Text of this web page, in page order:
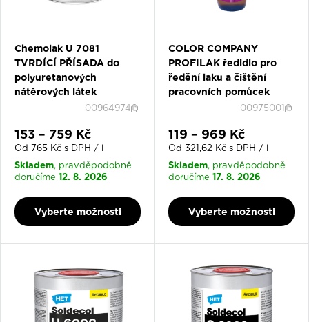
Chemolak U 7081
TVRDÍCÍ PŘÍSADA do
polyuretanových
nátěrových látek
00964974
Slevová cena
153 – 759 Kč
Od 765 Kč s DPH / l
Skladem, pravděpodobně
doručíme 12. 8. 2026
Vyberte možnosti
COLOR COMPANY
PROFILAK ředidlo pro
ředění laku a čištění
pracovních pomůcek
00975001
Slevová cena
119 – 969 Kč
Od 321,62 Kč s DPH / l
Skladem, pravděpodobně
doručíme 17. 8. 2026
Vyberte možnosti